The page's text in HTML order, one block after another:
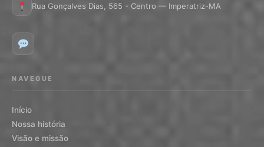
Rua Gonçalves Dias, 565 - Centro — Imperatriz-MA
NAVEGUE
Início
Nossa história
Visão e missão